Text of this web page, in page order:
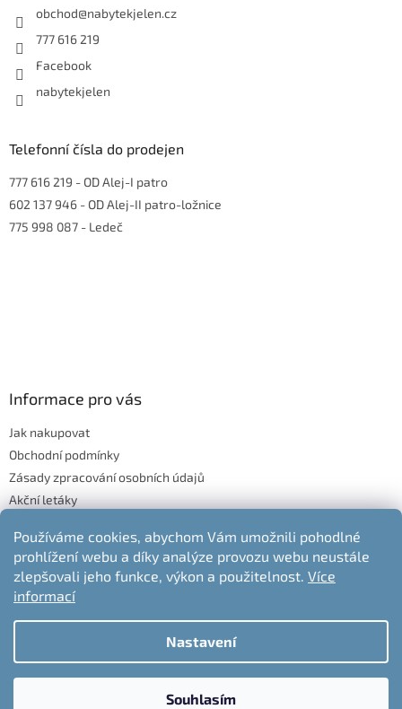
Používáme cookies, abychom Vám umožnili pohodlné
prohlížení webu a díky analýze provozu webu neustále
zlepšovali jeho funkce, výkon a použitelnost. Více
informací
Nastavení
Souhlasím
obchod@nabytekjelen.cz
777 616 219
Facebook
nabytekjelen
Telefonní čísla do prodejen
777 616 219 - OD Alej-I patro
602 137 946 - OD Alej-II patro-ložnice
775 998 087 - Ledeč
Informace pro vás
Jak nakupovat
Obchodní podmínky
Zásady zpracování osobních údajů
Akční letáky
Moje objednávka
Odstoupení od kupní smlouvy
Vytvořil Shoptet
nabytek-jelen.cz. Všechna práva vyhrazena.